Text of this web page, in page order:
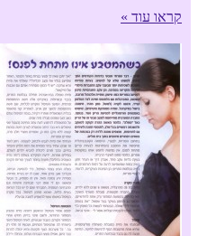
קראו עוד »